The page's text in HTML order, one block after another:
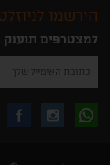
הירשמו
למצטרפים
להזין
שלך
להרשמה
לקבלת
באינסטגרם
עקבו